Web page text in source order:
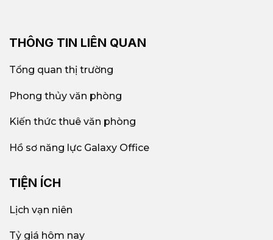
THÔNG TIN LIÊN QUAN
Tổng quan thị trường
Phong thủy văn phòng
Kiến thức thuê văn phòng
Hồ sơ năng lực Galaxy Office
TIỆN ÍCH
Lịch vạn niên
Tỷ giá hôm nay